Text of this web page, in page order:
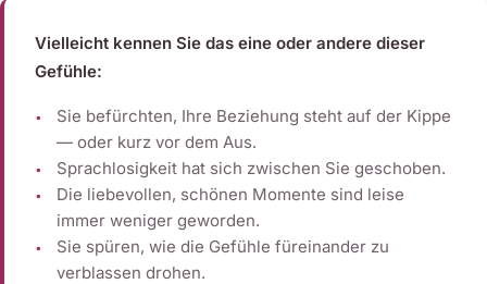
Vielleicht kennen Sie das eine oder andere dieser
Gefühle:
Sie befürchten, Ihre Beziehung steht auf der Kippe
— oder kurz vor dem Aus.
Sprachlosigkeit hat sich zwischen Sie geschoben.
Die liebevollen, schönen Momente sind leise
immer weniger geworden.
Sie spüren, wie die Gefühle füreinander zu
verblassen drohen.